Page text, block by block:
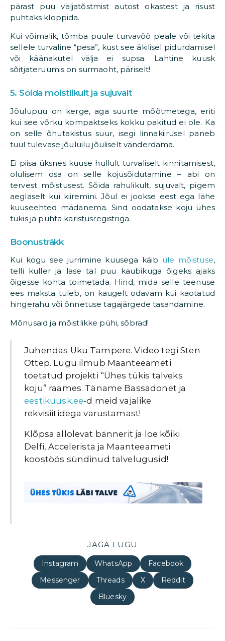
pärast puu väljatõstmist autost okastest ja risust
puhtaks kloppida.
Kui võimalik, tõmba puule turvavöö peale või tekita
sellele turvaline “pesa”, kust see äkilisel pidurdamisel
või käänakutel välja ei supsa. Lahtine kuusk
sõitjateruumis on surmaoht, päriselt!
5. Sõida mõistlikult ja sujuvalt
Jõulupuu on kerge, aga suurte mõõtmetega, eriti
kui see võrku kompaktseks kokku pakitud ei ole. Ka
on selle õhutakistus suur, isegi linnakiirusel paneb
tuul tulevase jõuluilu jõuliselt vänderdama.
Ei piisa üksnes kuuse hullult turvaliselt kinnitamisest,
olulisem osa on selle kojusõidutamine – abi on
tervest mõistusest. Sõida rahulikult, sujuvalt, pigem
aeglaselt kui kiiremini. Jõul ei jookse eest ega lähe
kuuseehted mädanema. Sind oodatakse koju ühes
tükis ja puhta karistusregistriga.
Boonusträkk
Kui kogu see jurrimine kuusega käib üle mõistuse,
telli kuller ja lase tal puu kaubikuga õigeks ajaks
õigesse kohta toimetada. Hind, mida selle teenuse
ees maksta tuleb, on kaugelt odavam kui kaotatud
hingerahu või õnnetuse tagajärgede tasandamine.
Mõnusaid ja mõistlikke pühi, sõbrad!
Juhendas Uku Tampere. Video tegi Sten
Ottep. Lugu ilmub Maanteeameti
toetatud projekti “Ühes tükis talveks
koju” raames. Täname Bassadonet ja
eestikuusk.ee-d meid vajalike
rekvisiitidega varustamast!
Klõpsa allolevat bännerit ja loe kõiki
Delfi, Accelerista ja Maanteeameti
koostöös sündinud talvelugusid!
JAGA LUGU
Instagram WhatsApp
Facebook
Messenger
Threads X
Reddit
Bluesky